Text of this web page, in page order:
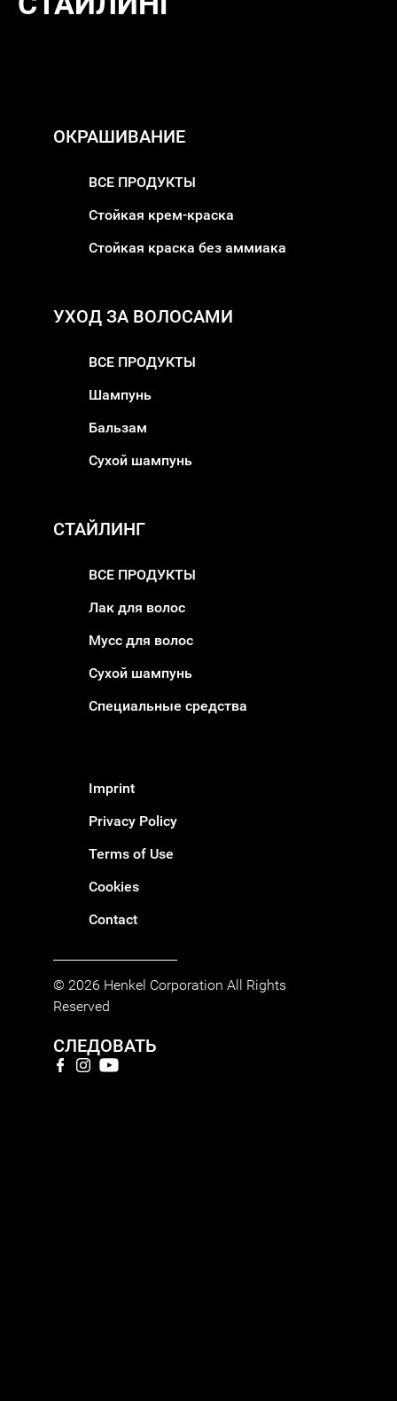
ОКРАШИВАНИЕ
ВСЕ ПРОДУКТЫ
Стойкая крем-краска
Стойкая краска без аммиака
УХОД ЗА ВОЛОСАМИ
ВСЕ ПРОДУКТЫ
Шампунь
Бальзам
Сухой шампунь
СТАЙЛИНГ
ВСЕ ПРОДУКТЫ
Лак для волос
Мусс для волос
Сухой шампунь
Специальные средства
Imprint
Privacy Policy
Terms of Use
Cookies
Contact
© 2026 Henkel Corporation All Rights
Reserved
СЛЕДОВАТЬ